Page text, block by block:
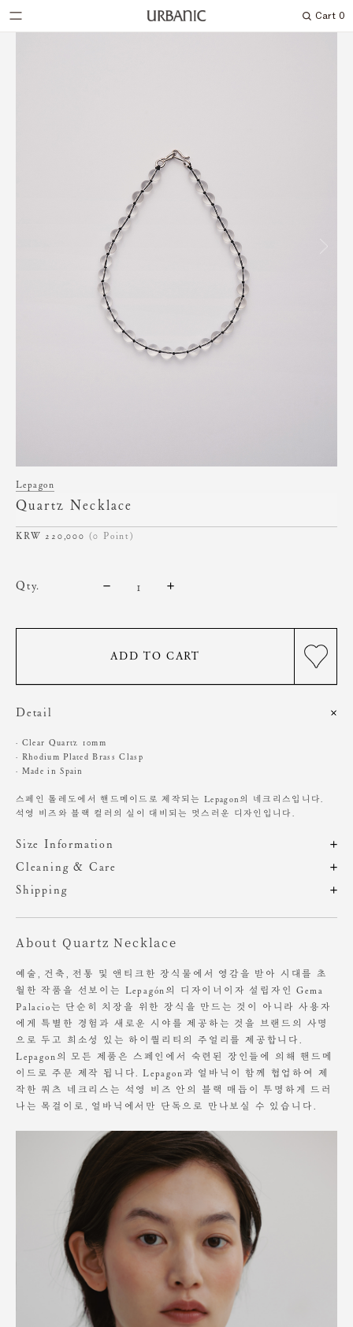
Search
Cart 0
Lepagon
Quartz Necklace
220,000 (0 Point)
qty.
ADD TO CART
Detail
· Clear Quartz 10mm
· Rhodium Plated Brass Clasp
· Made in Spain
스페인 톨레도에서 핸드메이드로 제작되는 Lepagon의 네크리스입니다.
석영 비즈와 블랙 컬러의 실이 대비되는 멋스러운 디자인입니다.
Size Information
제품의 일정 수량을 측정한 평균치수로 재는 방법과 위치에 따라 1~3cm
편차가 있을 수 있습니다. (치수단위 : cm)
OS 38.5
Cleaning & Care
해외 수입 제품 특성상 A/S 및 적립금 지급이 불가합니다.
변색 정도가 심할 경우 동봉된 천으로 가볍게 닦아주시고,
착용하지 않을 때에는 공기가 닿지 않는 폴리백과 파우치에 넣어
보관하는 것을 권해드립니다.
Shipping
About Quartz Necklace
예술, 건축, 전통 및 앤티크한 장식물에서 영감을 받아 시대를 초
월한 작품을 선보이는 Lepagón의 디자이너이자 설립자인 Gema
Palacio는 단순히 치장을 위한 장식을 만드는 것이 아니라 사용자
에게 특별한 경험과 새로운 시야를 제공하는 것을 브랜드의 사명
으로 두고 희소성 있는 하이퀄리티의 주얼리를 제공합니다.
Lepagon의 모든 제품은 스페인에서 숙련된 장인들에 의해 핸드메
이드로 주문 제작 됩니다. Lepagon과 얼바닉이 함께 협업하여 제
작한 쿼츠 네크리스는 석영 비즈 안의 블랙 매듭이 투명하게 드러
나는 목걸이로, 얼바닉에서만 단독으로 만나보실 수 있습니다.